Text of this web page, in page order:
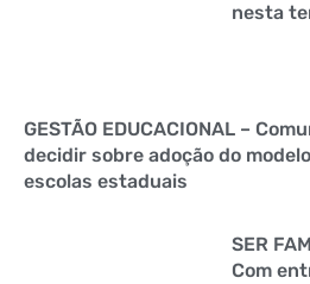
nesta
GESTÃO EDUCACIONAL –
decidir sobre adoção do
escolas estaduais
SER
Com